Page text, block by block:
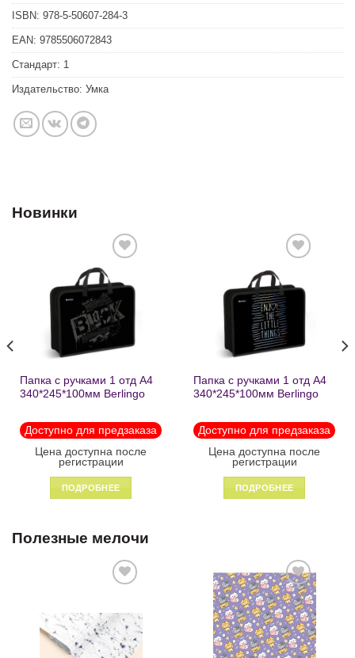
ISBN: 978-5-50607-284-3
EAN: 9785506072843
Стандарт: 1
Издательство: Умка
Новинки
Добавить
в список
желаний
Папка с ручками 1 отд А4
340*245*100мм Berlingo
молнии1246
Доступно для предзаказа
Цена доступна после
регистрации
ПОДРОБНЕЕ
Добавить
в список
желаний
Папка с ручками 1 отд А4
340*245*100мм Berlingo
пластик на молнии 1215
Доступно для предзаказа
Цена доступна после
регистрации
ПОДРОБНЕЕ
Полезные мелочи
желаний
Добавить
в список
желаний